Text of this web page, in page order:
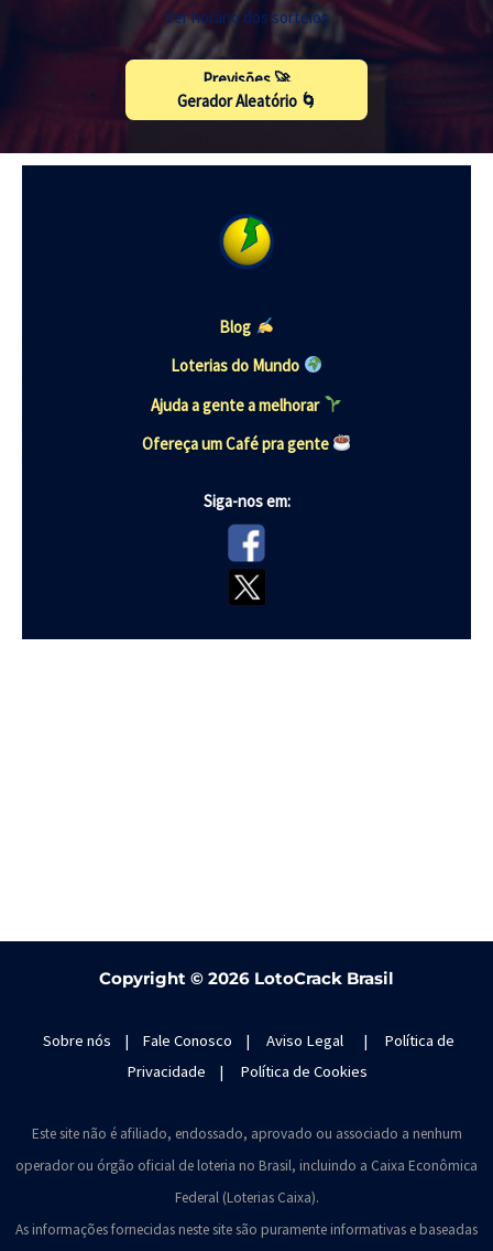
Ver horário dos sorteios
Previsões 🚀
Gerador Aleatório 🌀
Blog
Loterias do Mundo
Ajuda a gente a melhorar
Ofereça um Café pra gente
Siga-nos em:
Copyright © 2026 LotoCrack Brasil
Sobre nós | Fale Conosco | Aviso Legal | Política de
Privacidade | Política de Cookies
Este site não é afiliado, endossado, aprovado ou associado a nenhum
operador ou órgão oficial de loteria no Brasil, incluindo a Caixa Econômica
Federal (Loterias Caixa).
As informações fornecidas neste site são puramente informativas e baseadas